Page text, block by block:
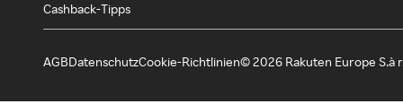
Cashback-Tipps
AGBDatenschutzCookie-Richtlinien© 2026 Rakuten Europe S.à